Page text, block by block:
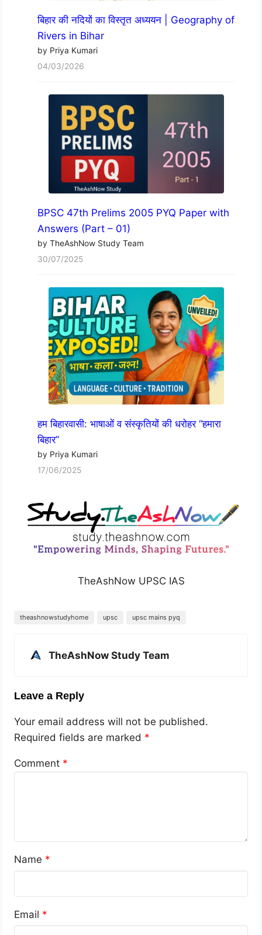
बिहार की नदियों का विस्तृत अध्ययन | Geography of
Rivers in Bihar
by Priya Kumari
04/03/2026
BPSC 47th Prelims 2005 PYQ Paper with
Answers (Part – 01)
by TheAshNow Study Team
30/07/2025
हम बिहारवासी: भाषाओं व संस्कृतियों की धरोहर “हमारा
बिहार”
by Priya Kumari
17/06/2025
TheAshNow UPSC IAS
theashnowstudyhome upsc upsc mains pyq
TheAshNow Study Team
Leave a Reply
Your email address will not be published.
Required fields are marked *
Comment *
Name *
Email *